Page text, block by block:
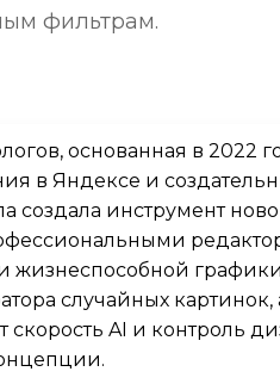
фильтрам.
основанная в 2022
в Яндексе и
создала инструмент
жизнеспособной
случайных картинок,
скорость AI и контроль